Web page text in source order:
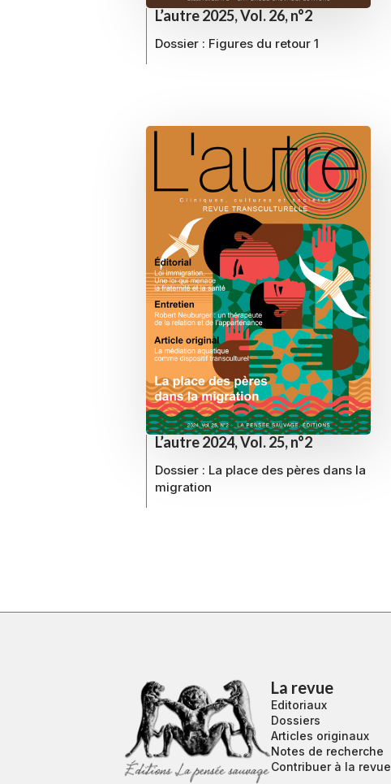
L’autre 2025, Vol. 26, n°2
Dossier : Figures du retour 1
L’autre 2024, Vol. 25, n°2
Dossier : La place des pères dans la
migration
La revue
Editoriaux
Dossiers
Articles originaux
Notes de recherche
Contribuer à la revue